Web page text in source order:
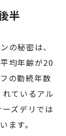
半
の秘密は、
均年齢が20
の勤続年数
ているアル
ズデリでは
ます。